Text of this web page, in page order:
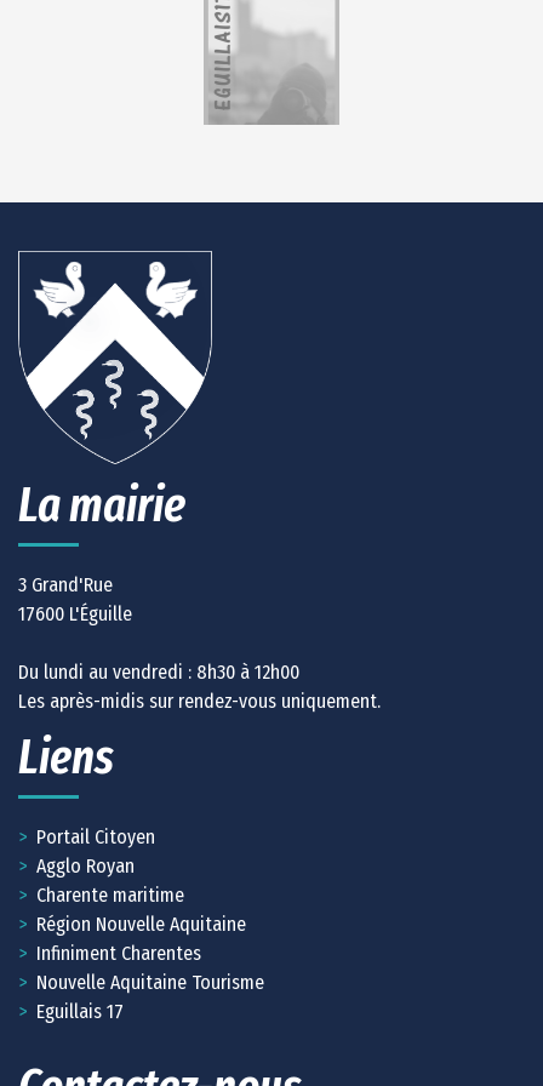
La mairie
3 Grand'Rue
17600 L'Éguille
Du lundi au vendredi : 8h30 à 12h00
Les après-midis sur rendez-vous uniquement.
Liens
Portail Citoyen
Agglo Royan
Charente maritime
Région Nouvelle Aquitaine
Infiniment Charentes
Nouvelle Aquitaine Tourisme
Eguillais 17